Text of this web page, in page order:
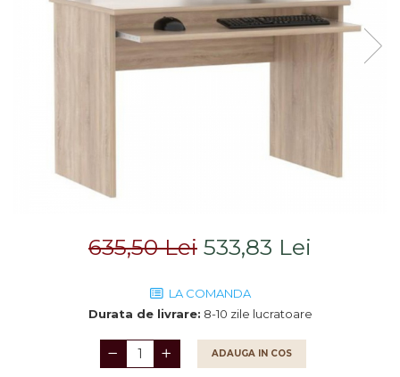
Scaune living/dining
Set mobilier Living
Seturi masa +scaune
Seturi dormitoare
635,50 Lei 533,83 Lei
LA COMANDA
Durata de livrare: 8-10 zile lucratoare
ADAUGA IN COS